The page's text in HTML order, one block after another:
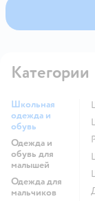
Категории
Школьная
одежда и
обувь
Одежда и
обувь для
малышей
Одежда для
мальчиков